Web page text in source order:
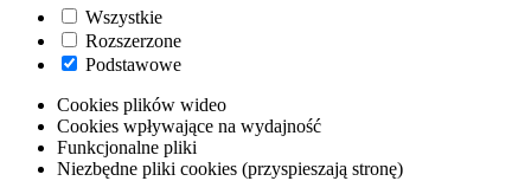
Wszystkie
Rozszerzone
Podstawowe
Cookies plików wideo
Cookies wpływające na wydajność
Funkcjonalne pliki
Niezbędne pliki cookies (przyspieszają stronę)